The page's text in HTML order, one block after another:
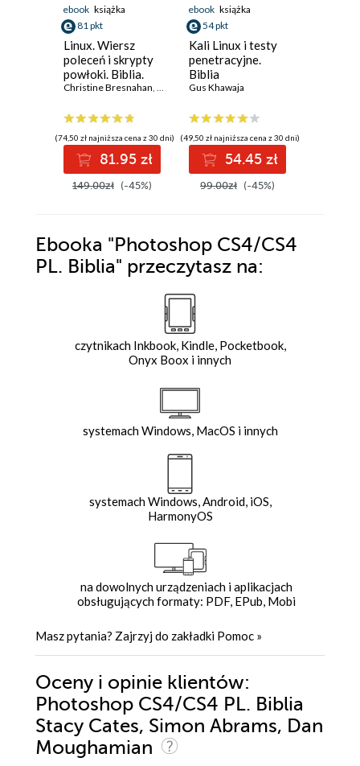
ebook książka
81 pkt
Linux. Wiersz
poleceń i skrypty
powłoki. Biblia.
Wydanie IV
Christine Bresnahan Richard Blum
(74,50 zł najniższa cena z 30 dni)
81.95 zł
149.00zł (-45%)
ebook książka
54 pkt
Kali Linux i testy
penetracyjne.
Biblia
Gus Khawaja
(49,50 zł najniższa cena z 30 dni)
54.45 zł
99.00zł (-45%)
Ebooka "Photoshop CS4/CS4
PL. Biblia" przeczytasz na:
czytnikach Inkbook, Kindle, Pocketbook,
Onyx Boox i innych
systemach Windows, MacOS i innych
systemach Windows, Android, iOS,
HarmonyOS
na dowolnych urządzeniach i aplikacjach
obsługujących formaty: PDF, EPub, Mobi
Masz pytania? Zajrzyj do zakładki Pomoc »
Oceny i opinie klientów:
Photoshop CS4/CS4 PL. Biblia
Stacy Cates, Simon Abrams, Dan
Moughamian